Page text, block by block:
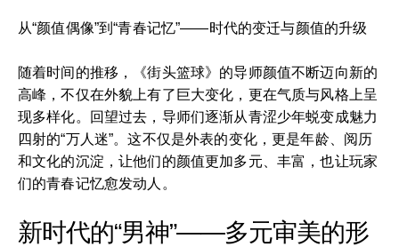
从“颜值偶像”到“青春记忆”——时代的变迁与颜值的升级
随着时间的推移，《街头篮球》的导师颜值不断迈向新的
高峰，不仅在外貌上有了巨大变化，更在气质与风格上呈
现多样化。回望过去，导师们逐渐从青涩少年蜕变成魅力
四射的“万人迷”。这不仅是外表的变化，更是年龄、阅历
和文化的沉淀，让他们的颜值更加多元、丰富，也让玩家
们的青春记忆愈发动人。
新时代的“男神”——多元审美的形